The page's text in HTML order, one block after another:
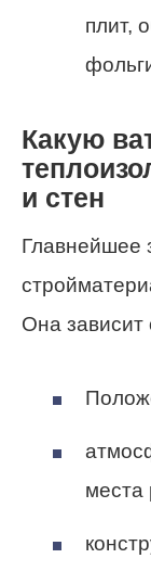
плит,
Какую
и стен
Главнейшее
Она
места